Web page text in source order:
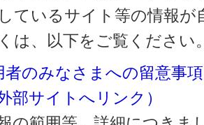
ているサイト等の情報
は、以下をご覧ください
者のみなさまへの留意事
部サイトへリンク）